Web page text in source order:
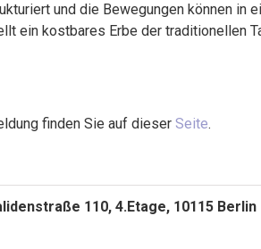
und die Bewegungen können in
ein kostbares Erbe der traditionellen
finden Sie auf dieser Seite.
110, 4.Etage, 10115 Berlin